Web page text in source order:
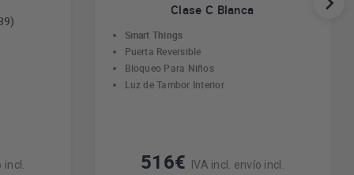
Clase C Blanca
Smart Things
Puerta Reversible
Bloqueo Para Niños
Luz de Tambor Interior
516€ IVA incl. envío incl.